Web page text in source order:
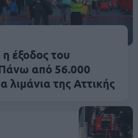
έξοδος του
από 56.000
λιμάνια της Αττικής